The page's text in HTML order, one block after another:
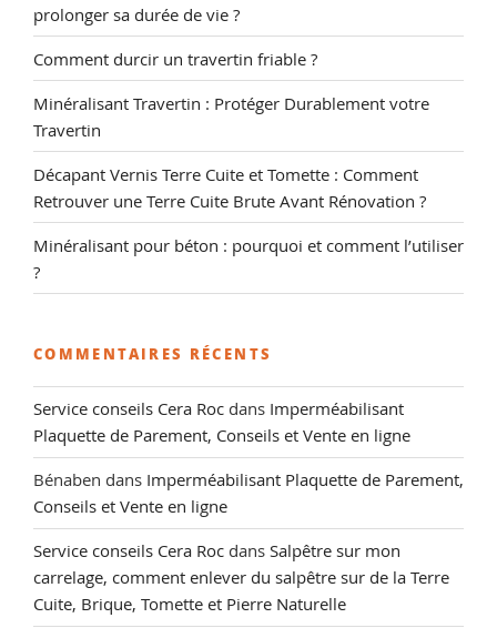
prolonger sa durée de vie ?
Comment durcir un travertin friable ?
Minéralisant Travertin : Protéger Durablement votre
Travertin
Décapant Vernis Terre Cuite et Tomette : Comment
Retrouver une Terre Cuite Brute Avant Rénovation ?
Minéralisant pour béton : pourquoi et comment l’utiliser
?
COMMENTAIRES RÉCENTS
Service conseils Cera Roc dans Imperméabilisant
Plaquette de Parement, Conseils et Vente en ligne
Bénaben dans Imperméabilisant Plaquette de Parement,
Conseils et Vente en ligne
Service conseils Cera Roc dans Salpêtre sur mon
carrelage, comment enlever du salpêtre sur de la Terre
Cuite, Brique, Tomette et Pierre Naturelle